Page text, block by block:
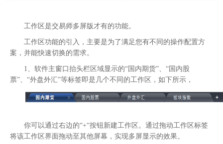
工作区是交易师多屏版才有的功能。
工作区功能的引入，主要是为了满足您有不同的操作配置方
案，并能快速切换的需求。
1、软件主窗口抬头栏区域显示的“国内期货”、“国内股
票”、“外盘外汇”等标签即是几个不同的工作区，如下所示，
你可以通过右边的“+“按钮新建工作区。通过拖动工作区标签
将该工作区界面拖动至其他屏幕，实现多屏显示的效果。